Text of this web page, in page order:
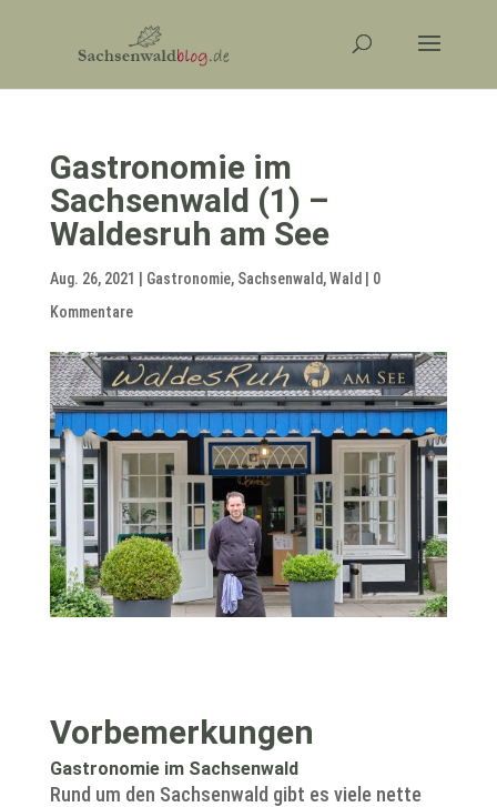
Gastronomie im
Sachsenwald (1) –
Waldesruh am See
Aug. 26, 2021 Gastronomie, Sachsenwald,Wald
0
Kommentare
Vorbemerkungen
Gastronomie im Sachsenwald
Rund um den Sachsenwald gibt es viele nette